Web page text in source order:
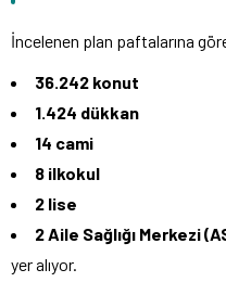
İncelenen plan paftalarına
36.242 konut
1.424 dükkan
14 cami
8 ilkokul
2 lise
2 Aile Sağlığı Merkezi
yer alıyor.